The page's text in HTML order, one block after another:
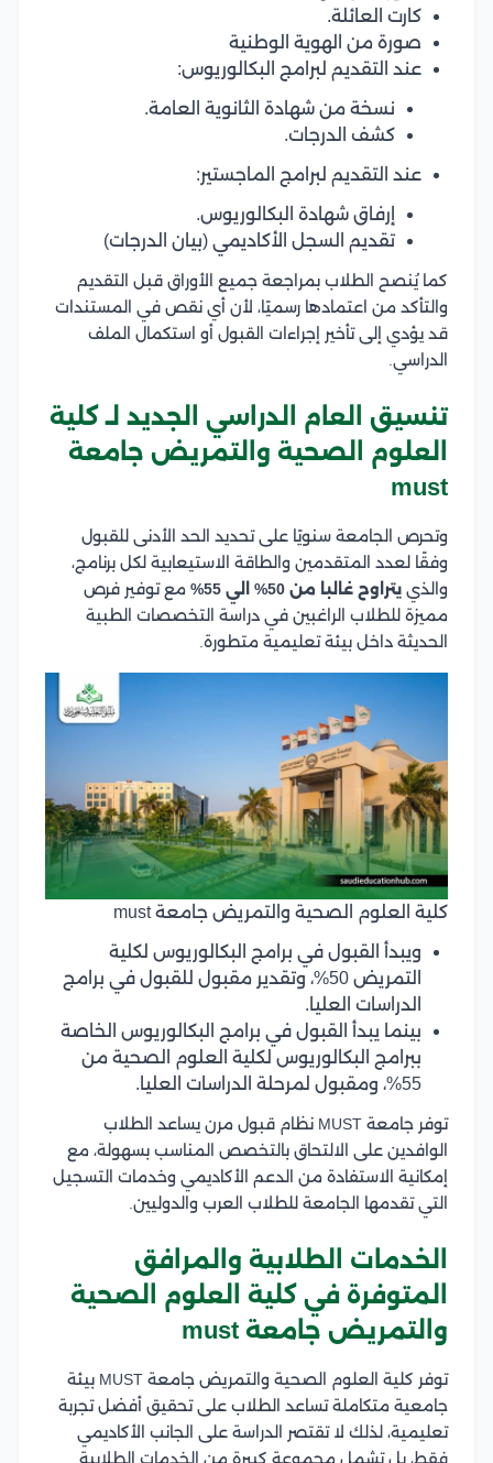
كارت العائلة.
صورة من الهوية الوطنية
عند التقديم لبرامج البكالوريوس:
نسخة من شهادة الثانوية العامة.
كشف الدرجات.
عند التقديم لبرامج الماجستير:
إرفاق شهادة البكالوريوس.
تقديم السجل الأكاديمي (بيان الدرجات)
كما يُنصح الطلاب بمراجعة جميع الأوراق قبل التقديم
والتأكد من اعتمادها رسميًا، لأن أي نقص في المستندات
قد يؤدي إلى تأخير إجراءات القبول أو استكمال الملف
الدراسي.
تنسيق العام الدراسي الجديد لـ كلية
العلوم الصحية والتمريض جامعة
must
وتحرص الجامعة سنويًا على تحديد الحد الأدنى للقبول
وفقًا لعدد المتقدمين والطاقة الاستيعابية لكل برنامج،
والذي يتراوح غالبا من 50% الي 55%
مع توفير فرص
مميزة للطلاب الراغبين في دراسة التخصصات الطبية
الحديثة داخل بيئة تعليمية متطورة.
كلية العلوم الصحية والتمريض جامعة must
ويبدأ القبول في برامج البكالوريوس لكلية
التمريض 50%، وتقدير مقبول للقبول في برامج
الدراسات العليا.
بينما يبدأ القبول في برامج البكالوريوس الخاصة
ببرامج البكالوريوس لكلية العلوم الصحية من
55%، ومقبول لمرحلة الدراسات العليا.
توفر جامعة MUST نظام قبول مرن يساعد الطلاب
الوافدين على الالتحاق بالتخصص المناسب بسهولة، مع
إمكانية الاستفادة من الدعم الأكاديمي وخدمات التسجيل
التي تقدمها الجامعة للطلاب العرب والدوليين.
الخدمات الطلابية والمرافق
المتوفرة في كلية العلوم الصحية
والتمريض جامعة must
توفر كلية العلوم الصحية والتمريض جامعة MUST بيئة
جامعية متكاملة تساعد الطلاب على تحقيق أفضل تجربة
تعليمية، لذلك لا تقتصر الدراسة على الجانب الأكاديمي
فقط، بل تشمل مجموعة كبيرة من الخدمات الطلابية